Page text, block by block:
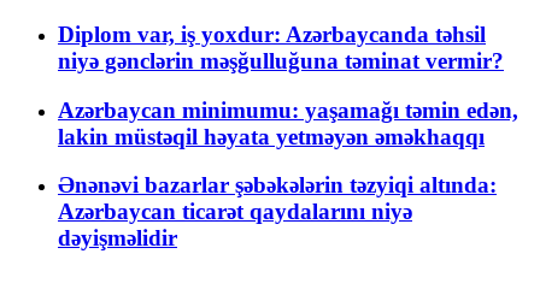
Diplom var, iş yoxdur: Azərbaycanda təhsil
niyə gənclərin məşğulluğuna təminat vermir?
Azərbaycan minimumu: yaşamağı təmin edən,
lakin müstəqil həyata yetməyən əməkhaqqı
Ənənəvi bazarlar şəbəkələrin təzyiqi altında:
Azərbaycan ticarət qaydalarını niyə
dəyişməlidir